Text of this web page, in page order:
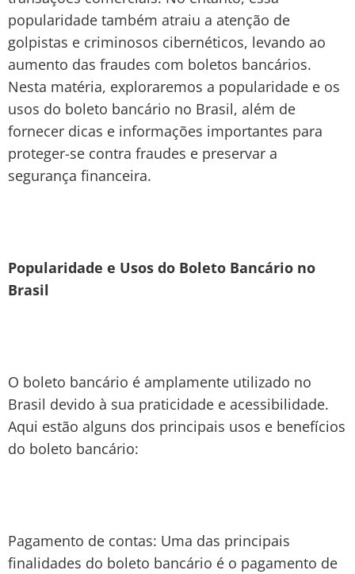
popularidade também atraiu a atenção de
golpistas e criminosos cibernéticos, levando ao
aumento das fraudes com boletos bancários.
Nesta matéria, exploraremos a popularidade e os
usos do boleto bancário no Brasil, além de
fornecer dicas e informações importantes para
proteger-se contra fraudes e preservar a
segurança financeira.
Popularidade e Usos do Boleto Bancário no
Brasil
O boleto bancário é amplamente utilizado no
Brasil devido à sua praticidade e acessibilidade.
Aqui estão alguns dos principais usos e benefícios
do boleto bancário:
Pagamento de contas: Uma das principais
finalidades do boleto bancário é o pagamento de